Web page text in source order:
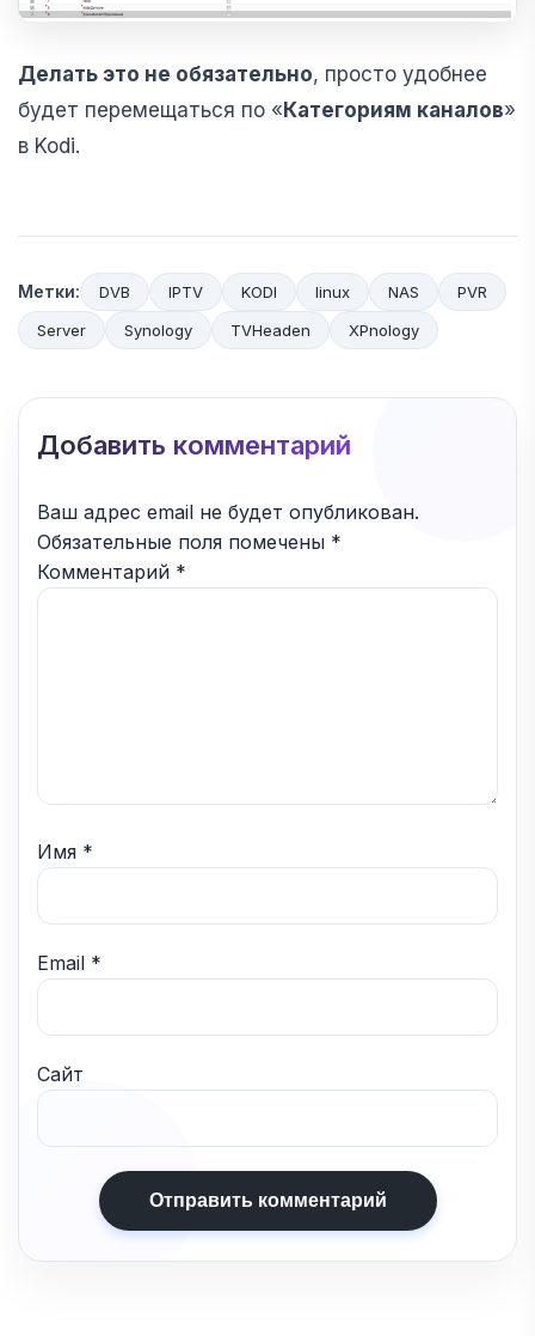
Делать это не обязательно, просто удобнее
будет перемещаться по « Категориям каналов»
в Kodi.
Метки: DVB IPTV KODI linux NAS
PVR
Server
Synology TVHeaden XPnology
Добавить комментарий
Ваш адрес email не будет опубликован.
Обязательные поля помечены *
Комментарий *
Имя *
Email *
Сайт